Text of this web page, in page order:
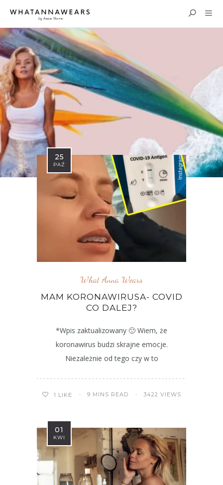
25
PAŹ
What Anna Wears
MAM KORONAWIRUSA- COVID
CO DALEJ?
*Wpis zaktualizowany 🙂 Wiem, że
koronawirus budzi skrajne emocje.
Niezależnie od tego czy w to
1 LIKE 9 MINS READ 3422 VIEWS
01
KWI